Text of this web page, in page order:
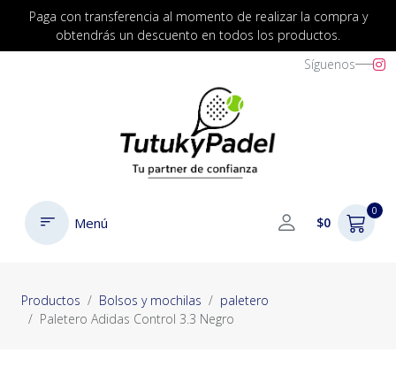
Paga con transferencia al momento de realizar la compra y
obtendrás un descuento en todos los productos.
Síguenos
Menú $0
0
Productos Bolsos y mochilas
paletero
Paletero Adidas Control 3.3 Negro